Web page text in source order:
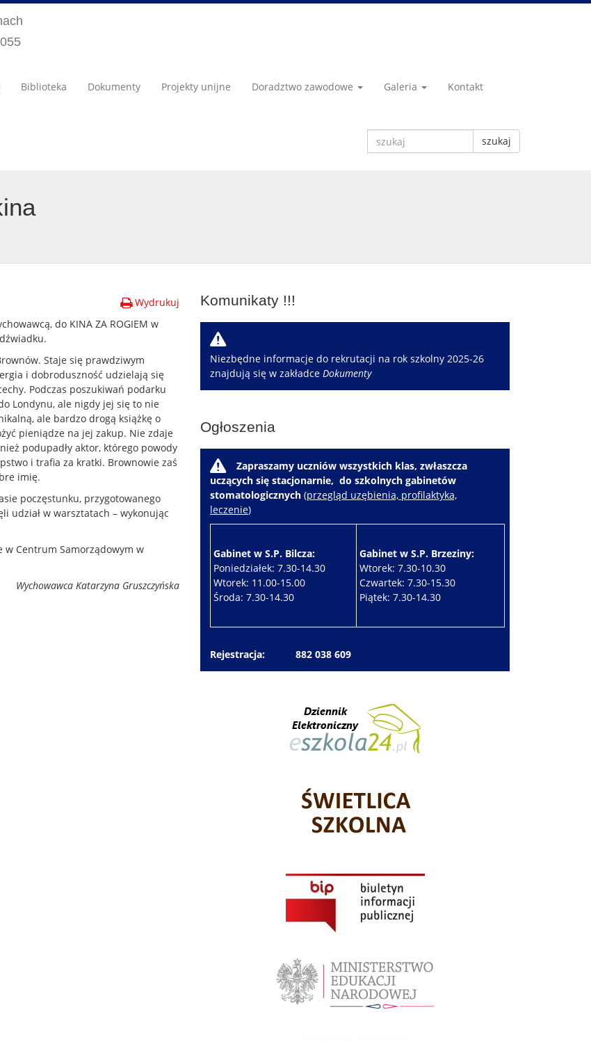
Biblioteka Dokumenty Projekty unijne Doradztwo zawodowe Galeria Kontakt
szukaj
Wydrukuj
do KINA ZA ROGIEM w
Staje się prawdziwym
i dobroduszność udzielają się
Podczas poszukiwań podarku
Londynu, ale nigdy jej się to nie
ale bardzo drogą książkę o
pieniądze na jej zakup. Nie zdaje
podupadły aktor, którego powody
i trafia za kratki. Brownowie zaś
imię.
poczęstunku, przygotowanego
udział w warsztatach – wykonując
w Centrum Samorządowym w
Wychowawca Katarzyna Gruszczyńska
Komunikaty !!!
W
Niezbędne informacje do rekrutacji na rok szkolny 2025-26
znajdują się w zakładce Dokumenty
Ogłoszenia
W
Zapraszamy uczniów wszystkich klas, zwłaszcza
uczących się stacjonarnie, do szkolnych gabinetów
stomatologicznych (przegląd uzębienia, profilaktyka,
leczenie)
Gabinet w S.P. Bilcza:
Poniedziałek: 7.30-14.30
Wtorek: 11.00-15.00
Środa: 7.30-14.30
Gabinet w S.P. Brzeziny:
Wtorek: 7.30-10.30
Czwartek: 7.30-15.30
Piątek: 7.30-14.30
Rejestracja: 882 038 609